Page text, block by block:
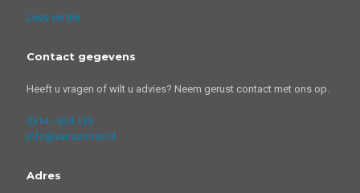
Lees verder
Contact gegevens
Heeft u vragen of wilt u advies? Neem gerust contact met ons op.
0314 - 624 133
info@vansonnen.nl
Adres